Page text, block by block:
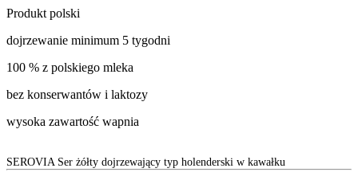
Produkt polski
dojrzewanie minimum 5 tygodni
100 % z polskiego mleka
bez konserwantów i laktozy
wysoka zawartość wapnia
SEROVIA Ser żółty dojrzewający typ holenderski w kawałku